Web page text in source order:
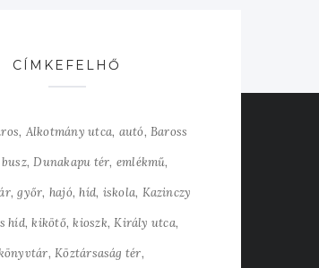
CÍMKEFELHŐ
Alkotmány utca autó Baross
busz Dunakapu tér emlékmű
győr hajó híd iskola Kazinczy
híd kikötő kioszk Király utca
Köztársaság tér